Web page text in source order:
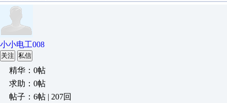
小小电工008
关注 私信
精华：0帖
求助：0帖
帖子：6帖 | 207回